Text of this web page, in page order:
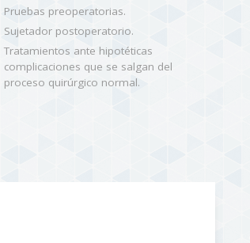
Pruebas preoperatorias.
Sujetador postoperatorio.
Tratamientos ante hipotéticas
complicaciones que se salgan del
proceso quirúrgico normal.